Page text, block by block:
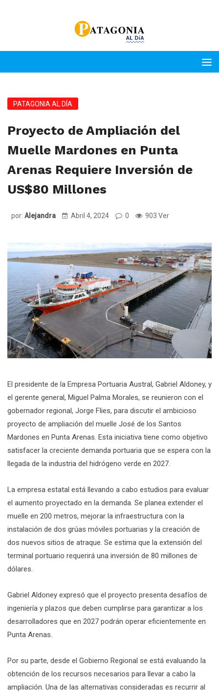
PATAGONIA AL DÍA
Proyecto de Ampliación del
Muelle Mardones en Punta
Arenas Requiere Inversión de
US$80 Millones
por: Alejandra Abril 4, 2024 0 903 Ver
El presidente de la Empresa Portuaria Austral, Gabriel Aldoney, y
el gerente general, Miguel Palma Morales, se reunieron con el
gobernador regional, Jorge Flies, para discutir el ambicioso
proyecto de ampliación del muelle José de los Santos
Mardones en Punta Arenas. Esta iniciativa tiene como objetivo
satisfacer la creciente demanda portuaria que se espera con la
llegada de la industria del hidrógeno verde en 2027.
La empresa estatal está llevando a cabo estudios para evaluar
el aumento proyectado en la demanda. Se planea extender el
muelle en 200 metros, mejorar la infraestructura con la
instalación de dos grúas móviles portuarias y la creación de
dos nuevos sitios de atraque. Se estima que la extensión del
terminal portuario requerirá una inversión de 80 millones de
dólares.
Gabriel Aldoney expresó que el proyecto presenta desafíos de
ingeniería y plazos que deben cumplirse para garantizar a los
desarrolladores que en 2027 podrán operar eficientemente en
Punta Arenas.
Por su parte, desde el Gobierno Regional se está evaluando la
obtención de los recursos necesarios para llevar a cabo la
ampliación. Una de las alternativas consideradas es recurrir al